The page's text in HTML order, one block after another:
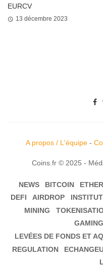
EURCV
13 décembre 2023
A propos / L'équipe-
Coins.fr © 2025 -
NEWS BITCOIN
DEFI
AIRDROP
MINING
GAMING
LEVÉES DE FONDS ET
REGULATION